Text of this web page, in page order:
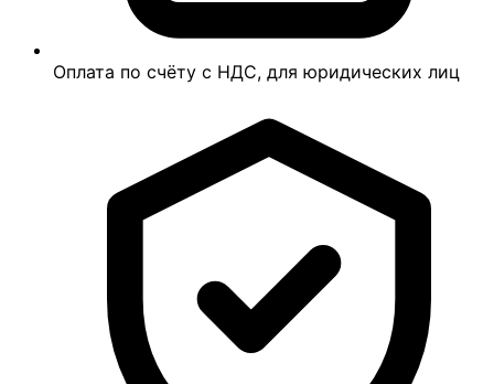
Оплата по счёту с НДС, для юридических лиц